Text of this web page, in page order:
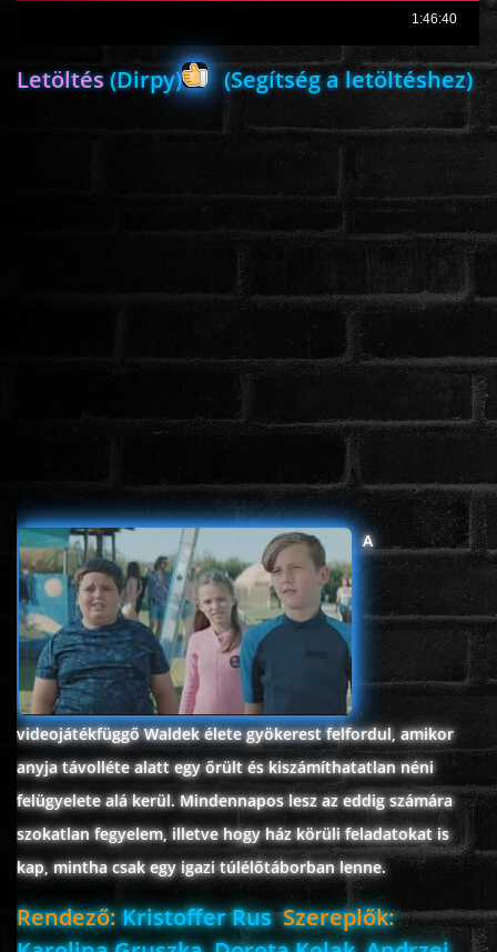
HÁBORÚS
DOKUMENTUMFILMEK
ÉLŐ ADÁSOK (LIVE)
SOROZAT
KARÁCSONYI FILMEK
PC-GAME
Letöltés(Dirpy) (Segítség a letöltéshez)
A
videojátékfüggő Waldek élete gyökerest felfordul, amikor
anyja távolléte alatt egy őrült és kiszámíthatatlan néni
felügyelete alá kerül. Mindennapos lesz az eddig számára
szokatlan fegyelem, illetve hogy ház körüli feladatokat is
kap, mintha csak egy igazi túlélőtáborban lenne.
Rendező:Kristoffer RusSzereplők: